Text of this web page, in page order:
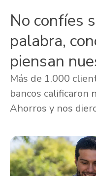
No confíes
palabra,
piensan
Más de 1.000
bancos calificaron
Ahorros y nos